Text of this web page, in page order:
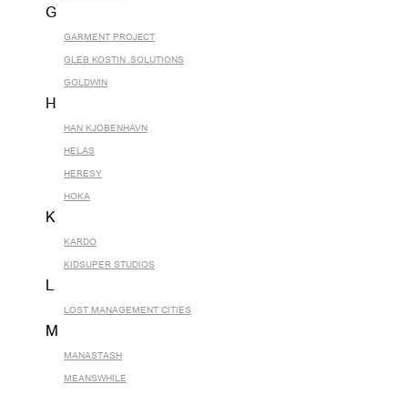
G
GARMENT PROJECT
GLEB KOSTIN .SOLUTIONS
GOLDWIN
H
HAN KJOBENHAVN
HELAS
HERESY
HOKA
K
KARDO
KIDSUPER STUDIOS
L
LOST MANAGEMENT CITIES
M
MANASTASH
MEANSWHILE